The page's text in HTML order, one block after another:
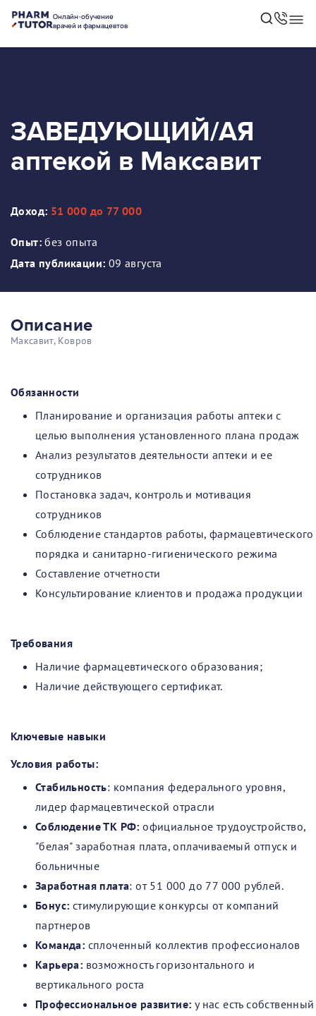
Онлайн-обучение
врачей и фармацевтов
ЗАВЕДУЮЩИЙ/АЯ
аптекой в Максавит
Доход: 51 000 до 77 000
Опыт:без опыта
Дата публикации: 09 августа
Описание
Максавит, Ковров
Обязанности
Планирование и организация работы аптеки с
целью выполнения установленного плана продаж
Анализ результатов деятельности аптеки и ее
сотрудников
Постановка задач, контроль и мотивация
сотрудников
Соблюдение стандартов работы, фармацевтического
порядка и санитарно-гигиенического режима
Составление отчетности
Консультирование клиентов и продажа продукции
Требования
Наличие фармацевтического образования;
Наличие действующего сертификат.
Ключевые навыки
Условия работы:
Стабильность: компания федерального уровня,
лидер фармацевтической отрасли
Соблюдение ТК РФ: официальное трудоустройство,
"белая" заработная плата, оплачиваемый отпуск и
больничные
Заработная плата: от 51 000 до 77 000 рублей.
Бонус: стимулирующие конкурсы от компаний
партнеров
Команда: сплоченный коллектив профессионалов
Карьера: возможность горизонтального и
вертикального роста
Профессиональное развитие: у нас есть собственный